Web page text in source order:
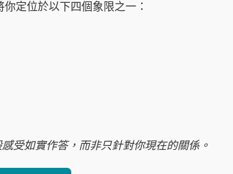
你定位於以下四個象限之一：
受如實作答，而非只針對你現在的關係。